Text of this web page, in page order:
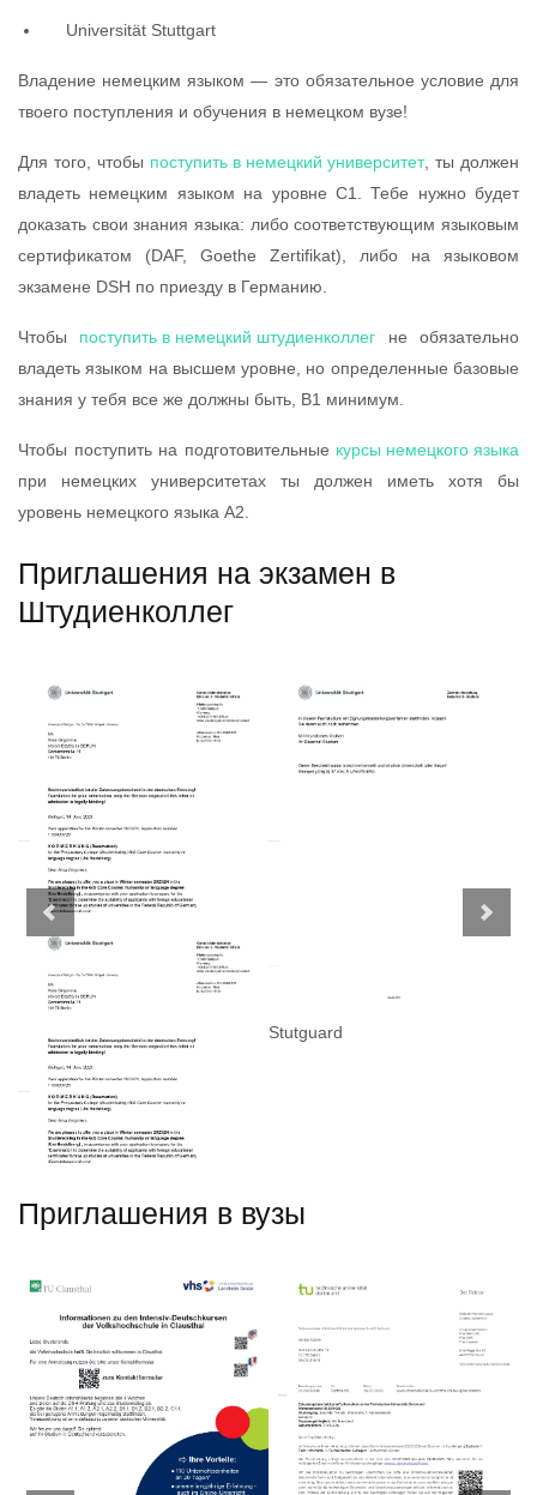
Universität Stuttgart
Владение немецким языком — это обязательное условие для
твоего поступления и обучения в немецком вузе!
Для того, чтобы поступить в немецкий университет, ты должен
владеть немецким языком на уровне C1. Тебе нужно будет
доказать свои знания языка: либо соответствующим языковым
сертификатом (DAF, Goethe Zertifikat), либо на языковом
экзамене DSH по приезду в Германию.
Чтобы поступить в немецкий штудиенколлег не обязательно
владеть языком на высшем уровне, но определенные базовые
знания у тебя все же должны быть, В1 минимум.
Чтобы поступить на подготовительные курсы немецкого языка
при немецких университетах ты должен иметь хотя бы
уровень немецкого языка А2.
Приглашения на экзамен в
Штудиенколлег
Stutguard
Stutguard
Приглашения в вузы